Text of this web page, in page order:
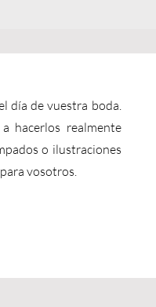
día de vuestra boda.
hacerlos realmente
o ilustraciones
vosotros.